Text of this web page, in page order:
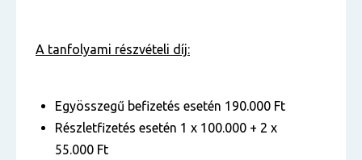
A tanfolyami részvételi díj:
Egyösszegű befizetés esetén 190.000 Ft
Részletfizetés esetén 1 x 100.000 + 2 x
55.000 Ft